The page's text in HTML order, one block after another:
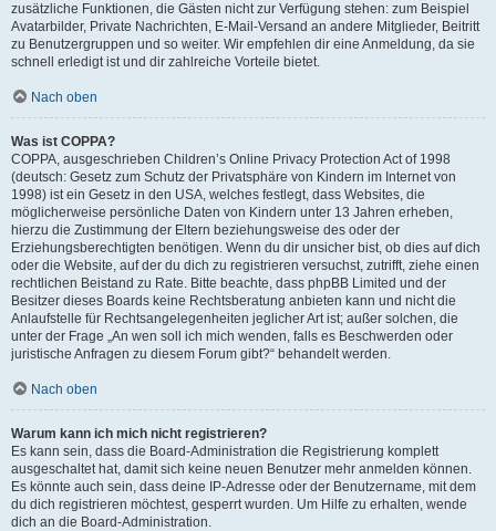
zusätzliche Funktionen, die Gästen nicht zur Verfügung stehen: zum Beispiel
Avatarbilder, Private Nachrichten, E-Mail-Versand an andere Mitglieder, Beitritt
zu Benutzergruppen und so weiter. Wir empfehlen dir eine Anmeldung, da sie
schnell erledigt ist und dir zahlreiche Vorteile bietet.
Nach oben
Was ist COPPA?
COPPA, ausgeschrieben Children’s Online Privacy Protection Act of 1998
(deutsch: Gesetz zum Schutz der Privatsphäre von Kindern im Internet von
1998) ist ein Gesetz in den USA, welches festlegt, dass Websites, die
möglicherweise persönliche Daten von Kindern unter 13 Jahren erheben,
hierzu die Zustimmung der Eltern beziehungsweise des oder der
Erziehungsberechtigten benötigen. Wenn du dir unsicher bist, ob dies auf dich
oder die Website, auf der du dich zu registrieren versuchst, zutrifft, ziehe einen
rechtlichen Beistand zu Rate. Bitte beachte, dass phpBB Limited und der
Besitzer dieses Boards keine Rechtsberatung anbieten kann und nicht die
Anlaufstelle für Rechtsangelegenheiten jeglicher Art ist; außer solchen, die
unter der Frage „An wen soll ich mich wenden, falls es Beschwerden oder
juristische Anfragen zu diesem Forum gibt?“ behandelt werden.
Nach oben
Warum kann ich mich nicht registrieren?
Es kann sein, dass die Board-Administration die Registrierung komplett
ausgeschaltet hat, damit sich keine neuen Benutzer mehr anmelden können.
Es könnte auch sein, dass deine IP-Adresse oder der Benutzername, mit dem
du dich registrieren möchtest, gesperrt wurden. Um Hilfe zu erhalten, wende
dich an die Board-Administration.